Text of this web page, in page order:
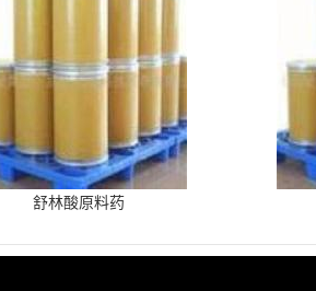
舒林酸原料药